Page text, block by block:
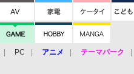
PC アニメ テーマパーク